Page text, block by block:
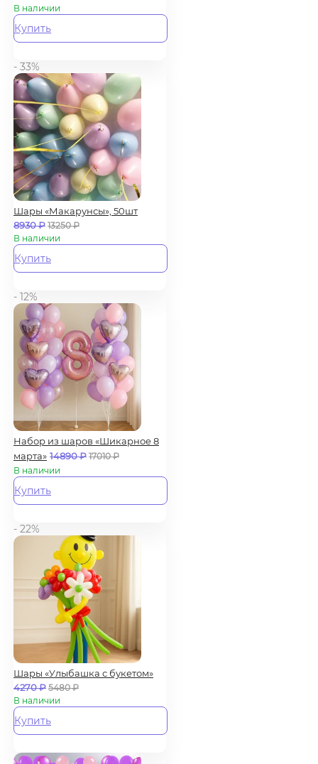
В наличии
Купить
- 33%
Шары «Макарунсы», 50шт
8930₽ 13250₽
В наличии
Купить
- 12%
Набор из шаров «Шикарное 8
марта» 14890₽ 17010₽
В наличии
Купить
- 22%
Шары «Улыбашка с букетом»
4270₽ 5480₽
В наличии
Купить